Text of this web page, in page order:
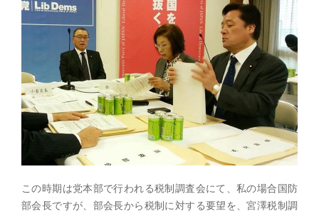
この時期は党本部で行われる税制調査会にて、私の場合国防
部会長ですが、部会長から税制に対する要望を、宮澤税制調